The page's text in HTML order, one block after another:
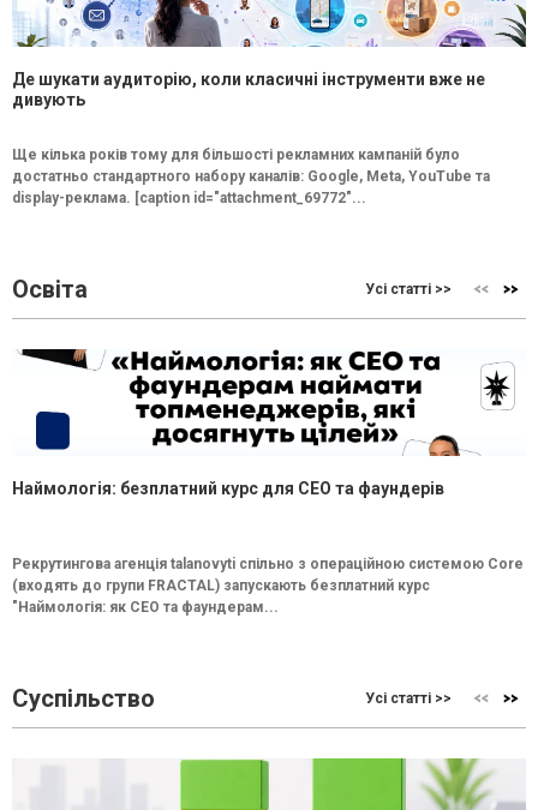
Де шукати аудиторію, коли класичні інструменти вже не
дивують
Ще кілька років тому для більшості рекламних кампаній було
достатньо стандартного набору каналів: Google, Meta, YouTube та
display-реклама. [caption id="attachment_69772"...
Освіта Усі статті >>
Наймологія: безплатний курс для CEO та фаундерів
Рекрутингова агенція talanovyti спільно з операційною системою Core
(входять до групи FRACTAL) запускають безплатний курс
"Наймологія: як СEO та фаундерам...
Суспільство Усі статті >>